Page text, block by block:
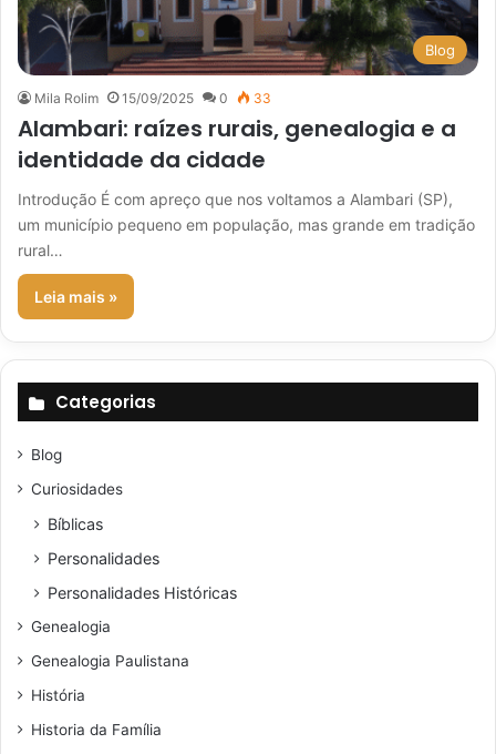
Blog
Mila Rolim 15/09/2025 0 33
Alambari: raízes rurais, genealogia e a
identidade da cidade
Introdução É com apreço que nos voltamos a Alambari (SP),
um município pequeno em população, mas grande em tradição
rural…
Leia mais »
Categorias
Blog
Curiosidades
Bíblicas
Personalidades
Personalidades Históricas
Genealogia
Genealogia Paulistana
História
Historia da Família